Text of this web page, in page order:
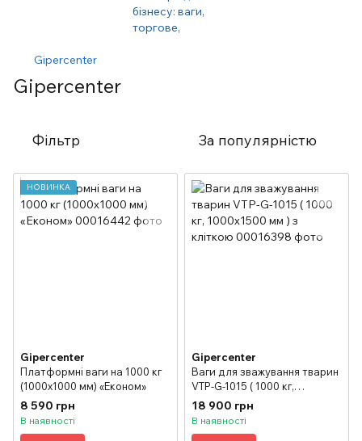
Gipercenter
Gipercenter
Фільтр За популярністю
НОВИНКА
Gipercenter
Платформні ваги на 1000 кг
(1000х1000 мм) «Економ»
8 590 грн
В наявності
Gipercenter
Ваги для зважування тварин
VTP-G-1015 ( 1000 кг,
1000х1500 мм ) з кліткою
18 900 грн
В наявності